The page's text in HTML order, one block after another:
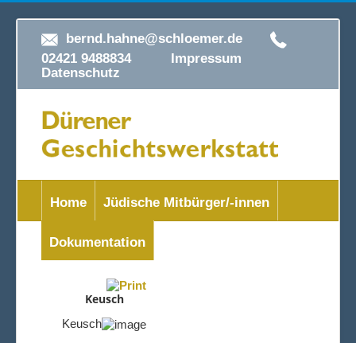
bernd.hahne@schloemer.de
02421 9488834 Impressum
Datenschutz
Home Jüdische Mitbürger/-innen
Dokumentation
Keusch
Keusch